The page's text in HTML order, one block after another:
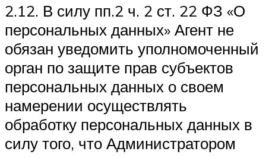
2.12. В силу пп.2 ч. 2 ст. 22 ФЗ «О
персональных данных» Агент не
обязан уведомить уполномоченный
орган по защите прав субъектов
персональных данных о своем
намерении осуществлять
обработку персональных данных в
силу того, что Администратором